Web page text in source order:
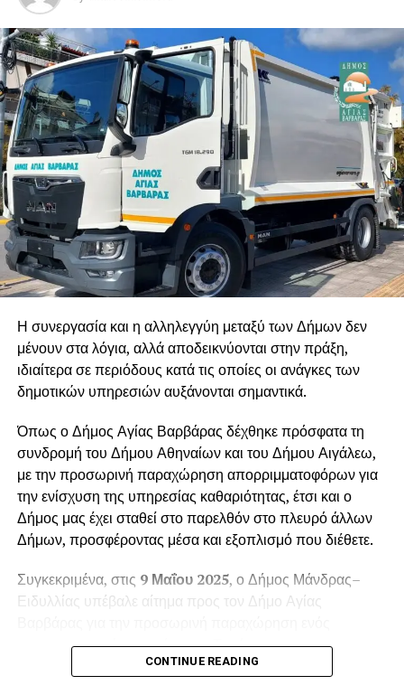
Η συνεργασία και η αλληλεγγύη μεταξύ των Δήμων δεν
μένουν στα λόγια, αλλά αποδεικνύονται στην πράξη,
ιδιαίτερα σε περιόδους κατά τις οποίες οι ανάγκες των
δημοτικών υπηρεσιών αυξάνονται σημαντικά.
Όπως ο Δήμος Αγίας Βαρβάρας δέχθηκε πρόσφατα τη
συνδρομή του Δήμου Αθηναίων και του Δήμου Αιγάλεω,
με την προσωρινή παραχώρηση απορριμματοφόρων για
την ενίσχυση της υπηρεσίας καθαριότητας, έτσι και ο
Δήμος μας έχει σταθεί στο παρελθόν στο πλευρό άλλων
Δήμων, προσφέροντας μέσα και εξοπλισμό που διέθετε.
Συγκεκριμένα, στις 9 Μαΐου 2025, ο Δήμος Μάνδρας–
Ειδυλλίας υπέβαλε αίτημα προς τον Δήμο Αγίας
απορριμματοφόρου οχήματος. Το αίτημα
πρωτοκολλήθηκε στις12 Μαΐου 2025, με αριθμό
CONTINUE READING